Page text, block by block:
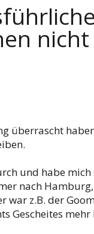
nicht
überrascht
und habe mich
nach
war z.B. der
Gescheites